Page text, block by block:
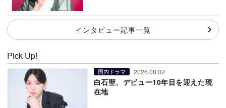
インタビュー記事一覧
Pick Up!
国内ドラマ 2026.08.02
白石聖、デビュー10年目を迎えた現
在地